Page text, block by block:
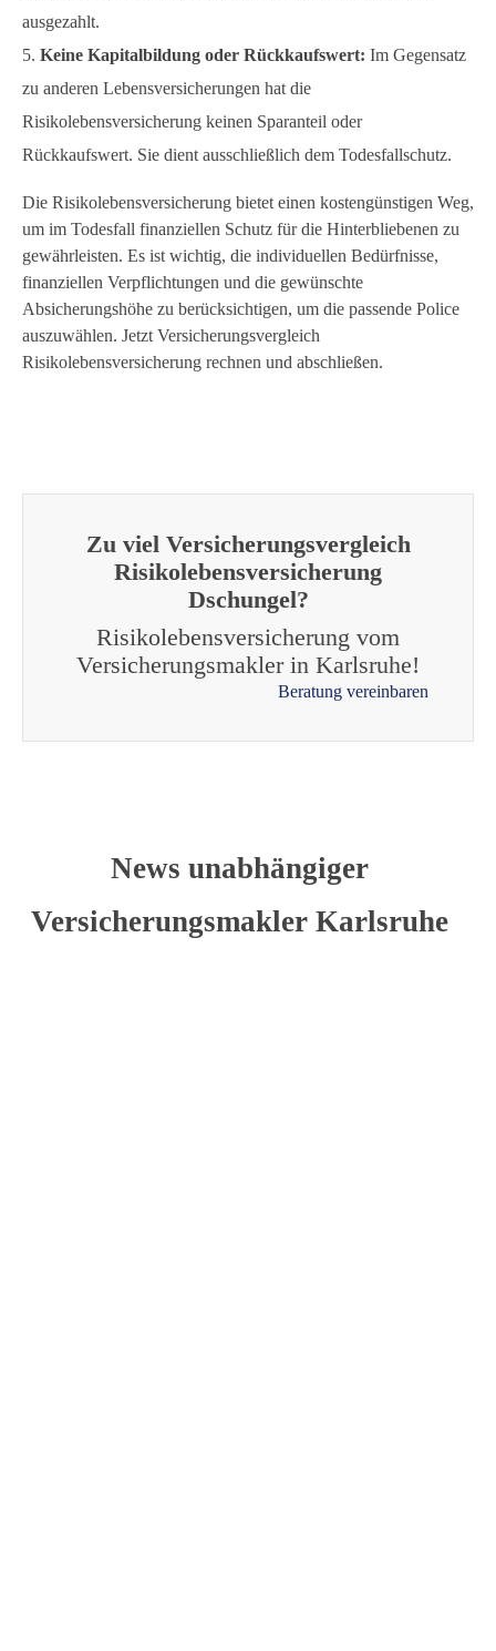
ausgezahlt.
Keine Kapitalbildung oder Rückkaufswert: Im Gegensatz
zu anderen Lebensversicherungen hat die
Risikolebensversicherung keinen Sparanteil oder
Rückkaufswert. Sie dient ausschließlich dem Todesfallschutz.
Die Risikolebensversicherung bietet einen kostengünstigen Weg,
um im Todesfall finanziellen Schutz für die Hinterbliebenen zu
gewährleisten. Es ist wichtig, die individuellen Bedürfnisse,
finanziellen Verpflichtungen und die gewünschte
Absicherungshöhe zu berücksichtigen, um die passende Police
auszuwählen. Jetzt Versicherungsvergleich
Risikolebensversicherung rechnen und abschließen.
Zu viel Versicherungsvergleich
Risikolebensversicherung
Dschungel?
Risikolebensversicherung vom
Versicherungsmakler in Karlsruhe!
Beratung vereinbaren
News unabhängiger
Versicherungsmakler Karlsruhe